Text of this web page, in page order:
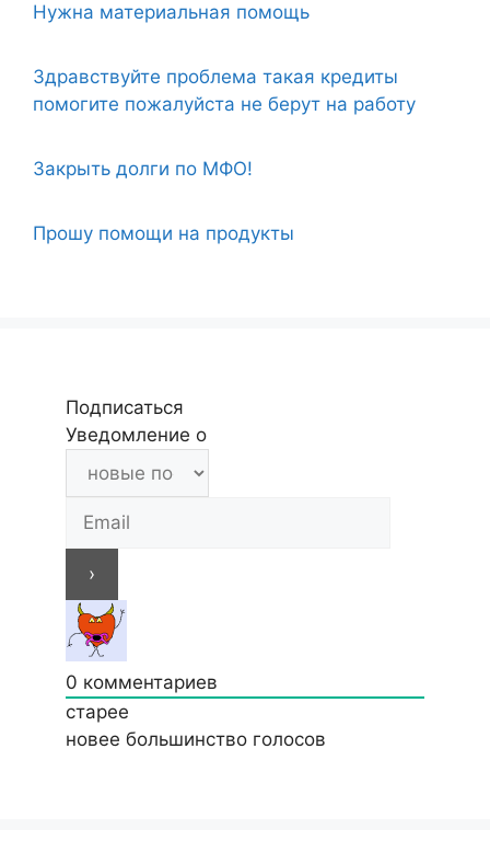
Нужна материальная помощь
Здравствуйте проблема такая кредиты
помогите пожалуйста не берут на работу
Закрыть долги по МФО!
Прошу помощи на продукты
Подписаться
Уведомление о
0 комментариев
старее
новее большинство голосов